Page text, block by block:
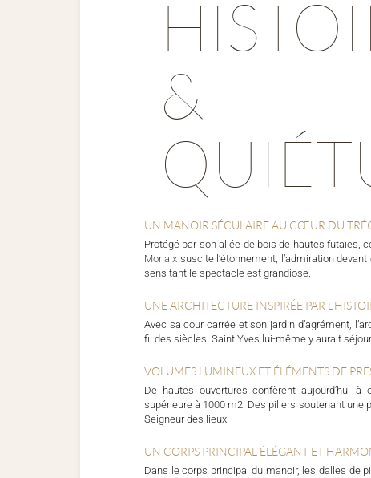
&
UN MANOIR SÉCULAIRE AU CŒUR DU
Protégé par son allée de bois de hautes futaies,
Morlaix suscite l’étonnement, l’admiration
sens tant le spectacle est grandiose.
UNE ARCHITECTURE INSPIRÉE PAR
Avec sa cour carrée et son jardin d’agrément,
fil des siècles. Saint Yves lui-même y aurait
VOLUMES LUMINEUX ET ÉLÉMENTS DE
De hautes ouvertures confèrent aujourd’hui
supérieure à 1000 m2. Des piliers soutenant une
Seigneur des lieux.
UN CORPS PRINCIPAL ÉLÉGANT ET
Dans le corps principal du manoir, les dalles de